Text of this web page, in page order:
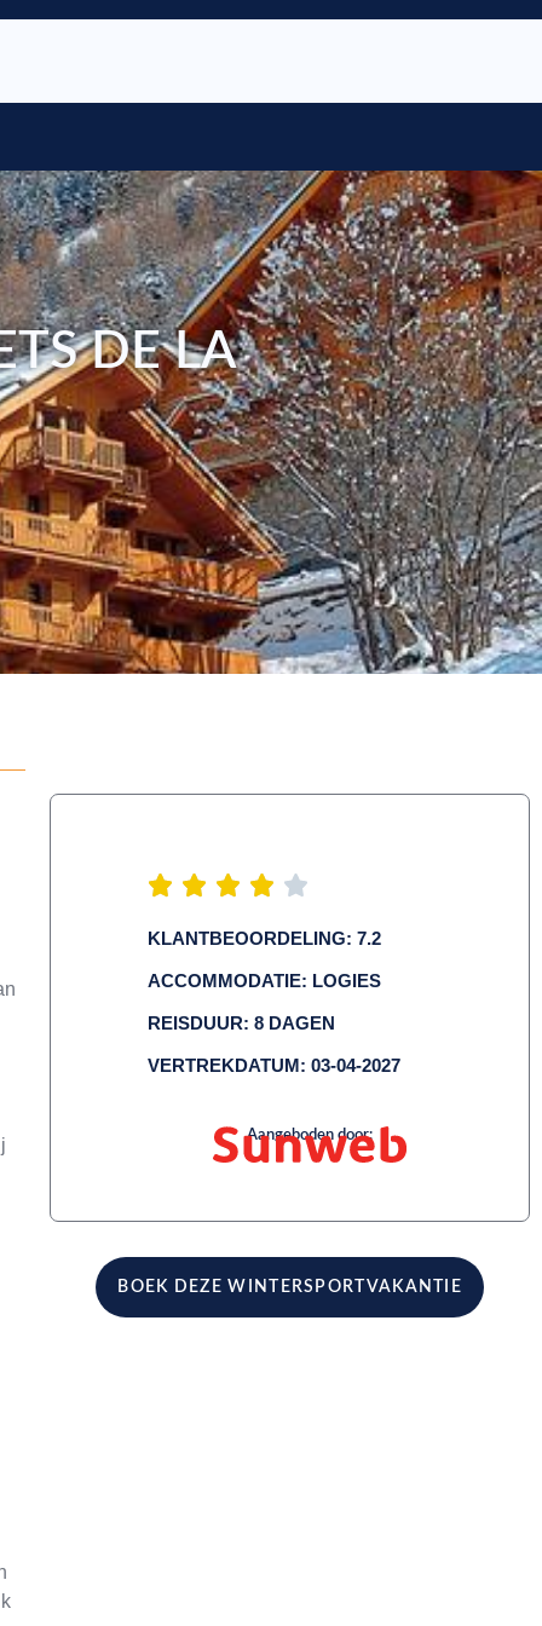
DE LA
KLANTBEOORDELING: 7.2
ACCOMMODATIE: LOGIES
REISDUUR: 8 DAGEN
VERTREKDATUM: 03-04-2027
Aangeboden door:
BOEK DEZE WINTERSPORTVAKANTIE